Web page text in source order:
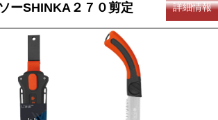
ーSHINKA２７０剪定 詳細情報